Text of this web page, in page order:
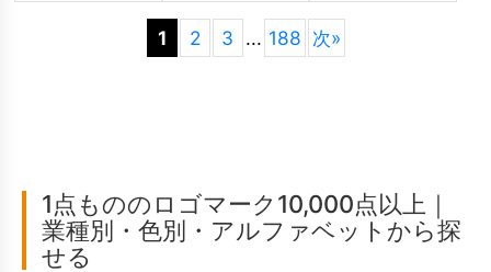
1 2 3 ... 188 次»
1点もののロゴマーク10,000点以上｜
業種別・色別・アルファベットから探
せる